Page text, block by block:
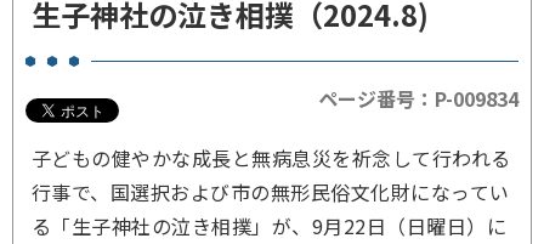
生子神社の泣き相撲（2024.8)
ページ番号：P-009834
子どもの健やかな成長と無病息災を祈念して行われる
行事で、国選択および市の無形民俗文化財になってい
る「生子神社の泣き相撲」が、9月22日（日曜日）に